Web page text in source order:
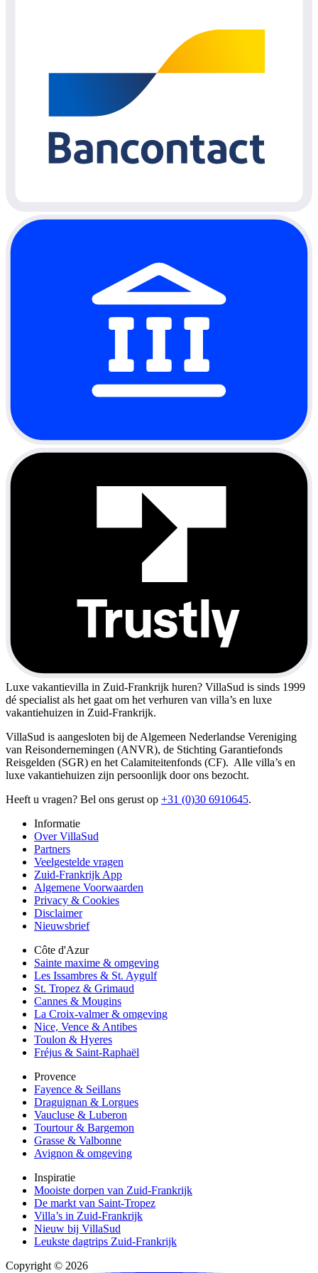
Luxe vakantievilla in Zuid-Frankrijk huren? VillaSud is sinds 1999
dé specialist als het gaat om het verhuren van villa’s en luxe
vakantiehuizen in Zuid-Frankrijk.
VillaSud is aangesloten bij de Algemeen Nederlandse Vereniging
van Reisondernemingen (ANVR), de Stichting Garantiefonds
Reisgelden (SGR) en het Calamiteitenfonds (CF). Alle villa’s en
luxe vakantiehuizen zijn persoonlijk door ons bezocht.
Heeft u vragen? Bel ons gerust op +31 (0)30 6910645.
Informatie
Over VillaSud
Partners
Veelgestelde vragen
Zuid-Frankrijk App
Algemene Voorwaarden
Privacy & Cookies
Disclaimer
Nieuwsbrief
Côte d'Azur
Sainte maxime & omgeving
Les Issambres & St. Aygulf
St. Tropez & Grimaud
Cannes & Mougins
La Croix-valmer & omgeving
Nice, Vence & Antibes
Toulon & Hyeres
Fréjus & Saint-Raphaël
Provence
Fayence & Seillans
Draguignan & Lorgues
Vaucluse & Luberon
Tourtour & Bargemon
Grasse & Valbonne
Avignon & omgeving
Inspiratie
Mooiste dorpen van Zuid-Frankrijk
De markt van Saint-Tropez
Villa’s in Zuid-Frankrijk
Nieuw bij VillaSud
Leukste dagtrips Zuid-Frankrijk
Copyright © 2026